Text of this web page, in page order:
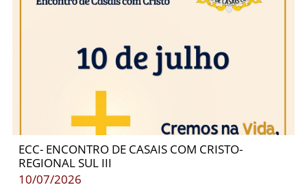
ECC- ENCONTRO DE CASAIS COM CRISTO-
REGIONAL SUL III
10/07/2026